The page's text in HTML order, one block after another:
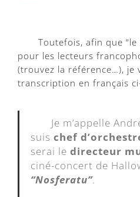
Toutefois, afin que
pour les lecteurs
(trouvez la référence…), je
transcription en français
Je m’appelle
suis chef
serai le directeur
ciné-concert de
“Nosferatu”.